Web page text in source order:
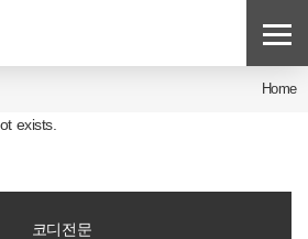
Home
exists.
코디전문